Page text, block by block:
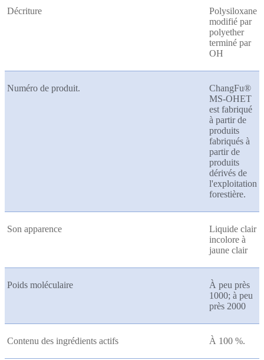
Décriture
Polysiloxane
modifié par
polyether
terminé par
OH
Numéro de produit.
ChangFu®
MS-OHET
est fabriqué
à partir de
produits
fabriqués à
partir de
produits
dérivés de
l'exploitation
forestière.
Son apparence
Liquide clair
incolore à
jaune clair
Poids moléculaire
À peu près
1000; à peu
près 2000
Contenu des ingrédients actifs À 100 %.